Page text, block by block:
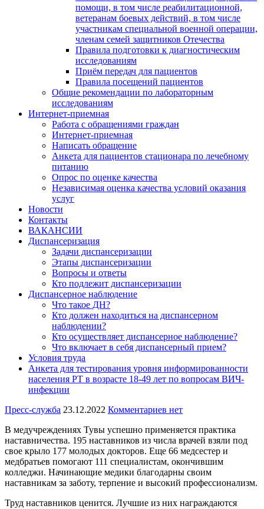
помощи, в том числе реабилитационной,
ветеранам боевых действий, в том числе
участникам специальной военной операции,
членам семей защитников Отечества
Правила подготовки к диагностическим
исследованиям
Приём передач для пациентов
Правила посещений пациентов
Общие рекомендации по лабораторным
исследованиям
Интернет-приемная
Работа с обращениями граждан
Интернет-приемная
Написать обращение
Анкета для пациентов стационара по лечебному
питанию
Опрос по оценке качества
Независимая оценка качества условий оказания
услуг
Новости
Контакты
ВАКАНСИИ
Диспансеризация
Задачи диспансеризации
Этапы диспансеризации
Вопросы и ответы
Кто подлежит диспансеризации
Диспансерное наблюдение
Что такое ДН?
Кто должен находиться на диспансерном
наблюдении?
Кто осуществляет диспансерное наблюдение?
Что включает в себя диспансерный прием?
Условия труда
Анкета для тестирования уровня информированности
населения РТ в возрасте 18-49 лет по вопросам ВИЧ-
инфекции
Пресс-служба 23.12.2022 Комментариев нет
В медучреждениях Тувы успешно применяется практика
наставничества. 195 наставников из числа врачей взяли под
свое крыло 177 молодых докторов. Еще 66 медсестер и
медбратьев помогают 111 специалистам, окончившим
колледжи. Начинающие медики благодарны своим
наставникам за заботу, терпение и высокий профессионализм.
Труд наставников ценится. Лучшие из них награждаются